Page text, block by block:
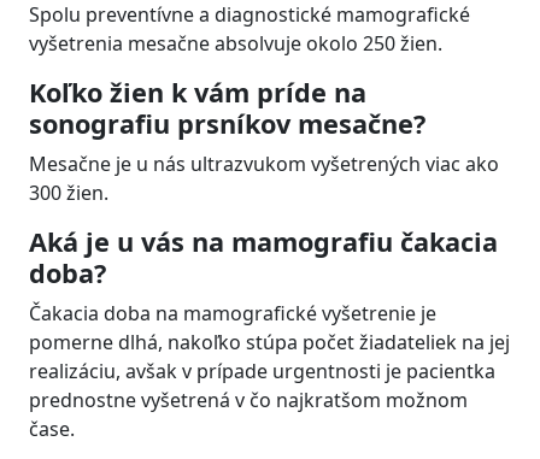
Spolu preventívne a diagnostické mamografické
vyšetrenia mesačne absolvuje okolo 250 žien.
Koľko žien k vám príde na
sonografiu prsníkov mesačne?
Mesačne je u nás ultrazvukom vyšetrených viac ako
300 žien.
Aká je u vás na mamografiu čakacia
doba?
Čakacia doba na mamografické vyšetrenie je
pomerne dlhá, nakoľko stúpa počet žiadateliek na jej
realizáciu, avšak v prípade urgentnosti je pacientka
prednostne vyšetrená v čo najkratšom možnom
čase.